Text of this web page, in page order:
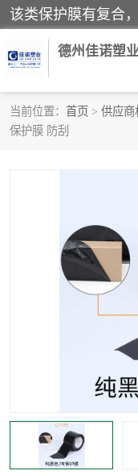
德州佳诺塑
当前位置： 首页 > 供应商
保护膜 防刮
pe保护膜
黑白保护膜
明蓝保护膜
不绣钢板保护膜
不锈钢板保护膜